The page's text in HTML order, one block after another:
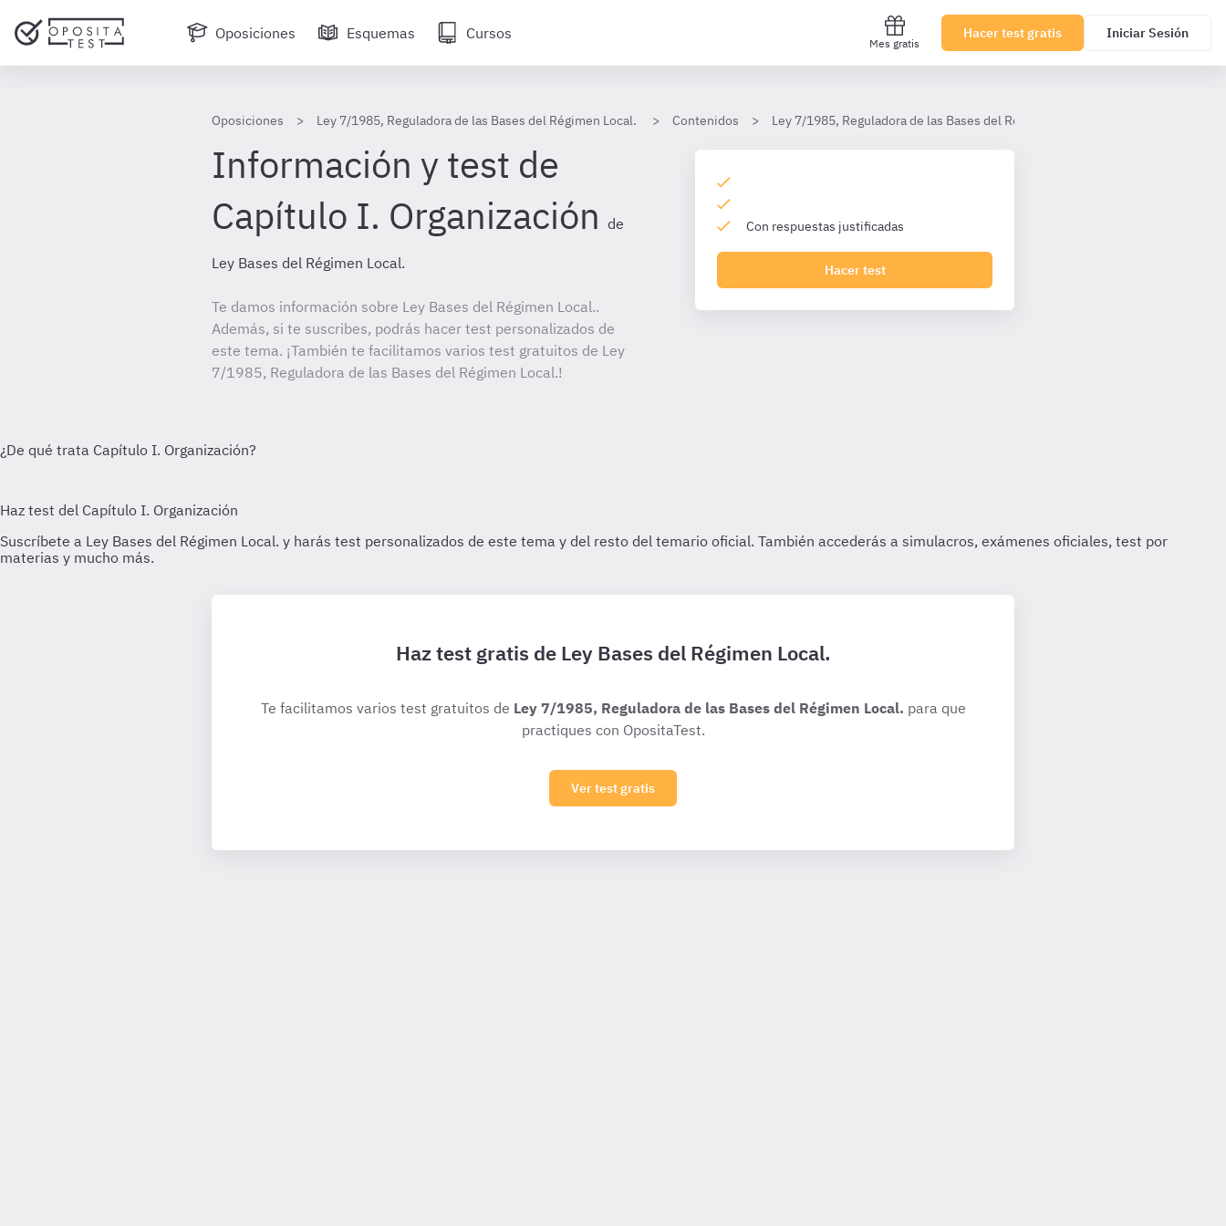
Oposiciones Esquemas Cursos
Mes gratis
Hacer test gratis Iniciar Sesión
Oposiciones Ley 7/1985, Reguladora de las Bases del Régimen Local. Contenidos Ley 7/1985, Reguladora de las Bases del Régimen Local.
Información y test de
Capítulo I. Organización de
Ley Bases del Régimen Local.
Te damos información sobre Ley Bases del Régimen Local..
Además, si te suscribes, podrás hacer test personalizados de
este tema. ¡También te facilitamos varios test gratuitos de Ley
7/1985, Reguladora de las Bases del Régimen Local.!
Con respuestas justificadas
Hacer test
Haz test gratis de Ley Bases del Régimen Local.
Te facilitamos varios test gratuitos de Ley 7/1985, Reguladora de las Bases del Régimen Local. para que
practiques con OpositaTest.
Ver test gratis